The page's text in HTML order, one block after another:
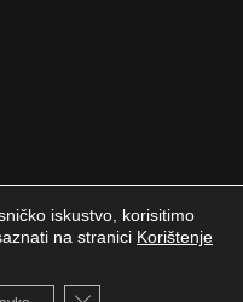
iskustvo, korisitimo
na stranici Korištenje